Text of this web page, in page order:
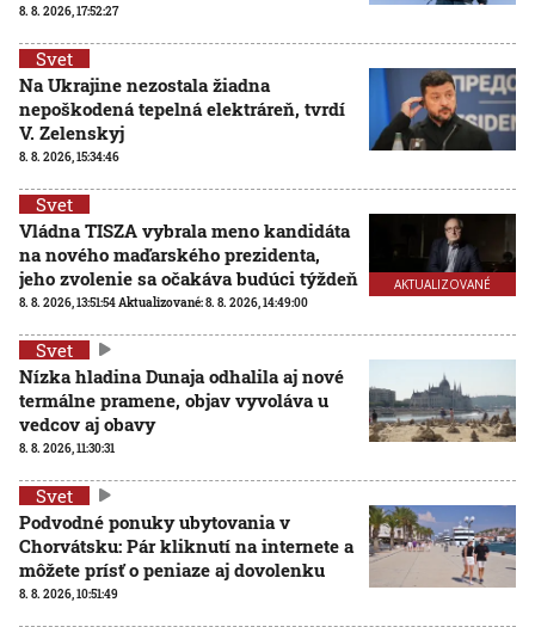
8. 8. 2026, 17:52:27
Svet
Na Ukrajine nezostala žiadna
nepoškodená tepelná elektráreň, tvrdí
V. Zelenskyj
8. 8. 2026, 15:34:46
AKTUALIZOVANÉ
Svet
Vládna TISZA vybrala meno kandidáta
na nového maďarského prezidenta,
jeho zvolenie sa očakáva budúci týždeň
8. 8. 2026, 13:51:54Aktualizované:8. 8. 2026, 14:49:00
Svet
Nízka hladina Dunaja odhalila aj nové
termálne pramene, objav vyvoláva u
vedcov aj obavy
8. 8. 2026, 11:30:31
Svet
Podvodné ponuky ubytovania v
Chorvátsku: Pár kliknutí na internete a
môžete prísť o peniaze aj dovolenku
8. 8. 2026, 10:51:49